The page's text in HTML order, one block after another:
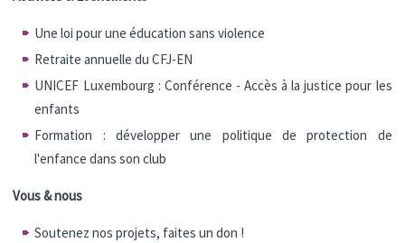
Une loi pour une éducation sans violence
Retraite annuelle du CFJ-EN
UNICEF Luxembourg : Conférence - Accès à la justice pour les
enfants
Formation : développer une politique de protection de
l'enfance dans son club
Vous & nous
Soutenez nos projets, faites un don !